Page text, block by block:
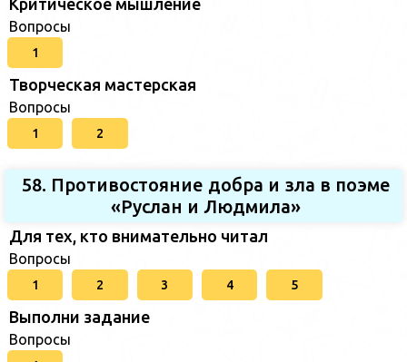
Вопросы
1
Творческая мастерская
Вопросы
1 2
58. Противостояние добра и зла в поэме
«Руслан и Людмила»
Для тех, кто внимательно читал
Вопросы
1 2 3 4 5
Выполни задание
Вопросы